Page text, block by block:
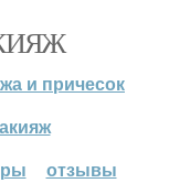
и причесок
отзывы